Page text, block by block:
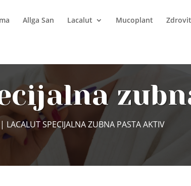
Allga San Lacalut Mucoplant Zdrovit
| LACALUT SPECIJALNA ZUBNA PASTA AKTIV